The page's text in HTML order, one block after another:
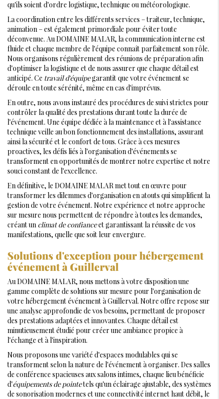
qu'ils soient d'ordre logistique, technique ou météorologique.
La coordination entre les différents services – traiteur, technique,
animation – est également primordiale pour éviter toute
déconvenue. Au DOMAINE MALAR, la communication interne est
fluide et chaque membre de l'équipe connaît parfaitement son rôle.
Nous organisons régulièrement des réunions de préparation afin
d'optimiser la logistique et de nous assurer que chaque détail est
anticipé. Ce travail d'équipegarantit que votre événement se
déroule en toute sérénité, même en cas d'imprévus.
En outre, nous avons instauré des procédures de suivi strictes pour
contrôler la qualité des prestations durant toute la durée de
l'événement. Une équipe dédiée à la maintenance et à l'assistance
technique veille au bon fonctionnement des installations, assurant
ainsi la sécurité et le confort de tous. Grâce à ces mesures
proactives, les défis liés à l'organisation d'événements se
transforment en opportunités de montrer notre expertise et notre
souci constant de l'excellence.
En définitive, le DOMAINE MALAR met tout en œuvre pour
transformer les dilemmes d'organisation en atouts qui simplifient la
gestion de votre événement. Notre expérience et notre approche
sur mesure nous permettent de répondre à toutes les demandes,
créant un climat de confianceet garantissant la réussite de vos
manifestations, quelle que soit leur envergure.
Solutions d'exception pour hébergement
événement à Guillerval
Au DOMAINE MALAR, nous mettons à votre disposition une
gamme complète de solutions sur mesure pour l'organisation de
votre hébergement événement à Guillerval. Notre offre repose sur
une analyse approfondie de vos besoins, permettant de proposer
des prestations adaptées et innovantes. Chaque détail est
minutieusement étudié pour créer une ambiance propice à
l'échange et à l'inspiration.
Nous proposons une variété d'espaces modulables qui se
transforment selon la nature de l'événement à organiser. Des salles
de conférence spacieuses aux salons intimes, chaque lieu bénéficie
d'équipements de pointetels qu'un éclairage ajustable, des systèmes
de sonorisation modernes et une connectivité internet haut débit, le